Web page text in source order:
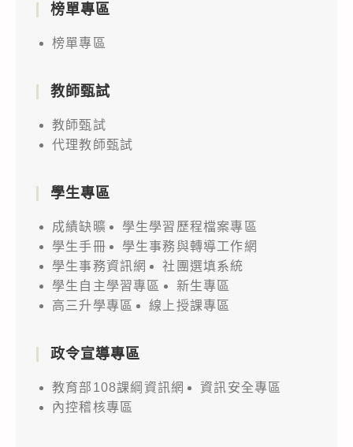
榜單專區
榜單專區
教師甄試
教師甄試
代理教師甄試
學生專區
成績缺曠
學生學習歷程檔案專區
學生手冊
學生事務與轉導工作網
學生事務資訊網
社團選填系統
學生自主學習專區
新生專區
高三升學專區
線上授課專區
政令宣導專區
教育部108課綱資訊網
資訊安全專區
內控稽核專區